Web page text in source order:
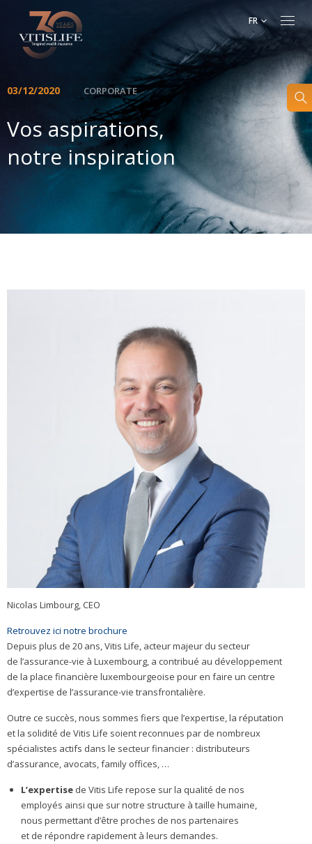
FR
03/12/2020 CORPORATE
Vos aspirations,
notre inspiration
Nicolas Limbourg, CEO
Retrouvez ici notre brochure
Depuis plus de 20 ans, Vitis Life, acteur majeur du secteur
de l’assurance-vie à Luxembourg, a contribué au développement
de la place financière luxembourgeoise pour en faire un centre
d’expertise de l’assurance-vie transfrontalière.
Outre ce succès, nous sommes fiers que l’expertise, la réputation
et la solidité de Vitis Life soient reconnues par de nombreux
spécialistes actifs dans le secteur financier : distributeurs
d’assurance, avocats, family offices, …
L’expertise de Vitis Life repose sur la qualité de nos
employés ainsi que sur notre structure à taille humaine,
nous permettant d’être proches de nos partenaires
et de répondre rapidement à leurs demandes.